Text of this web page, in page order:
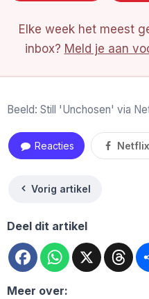
Elke week het meest
inbox? Meld je aan
Beeld: Still 'Unchosen' via
Reacties
Vorig artikel
Deel dit artikel
FacebookWhatsApp
X
Meer over: